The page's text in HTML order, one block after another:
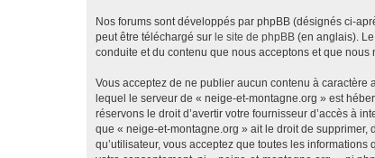
Nos forums sont développés par phpBB (désignés ci-
peut être téléchargé sur le site de phpBB (en anglais).
conduite et du contenu que nous acceptons et que
Vous acceptez de ne publier aucun contenu à
lequel le serveur de « neige-et-montagne.org » est
réservons le droit d’avertir votre fournisseur d’accès à
que « neige-et-montagne.org » ait le droit de supprimer,
qu’utilisateur, vous acceptez que toutes les